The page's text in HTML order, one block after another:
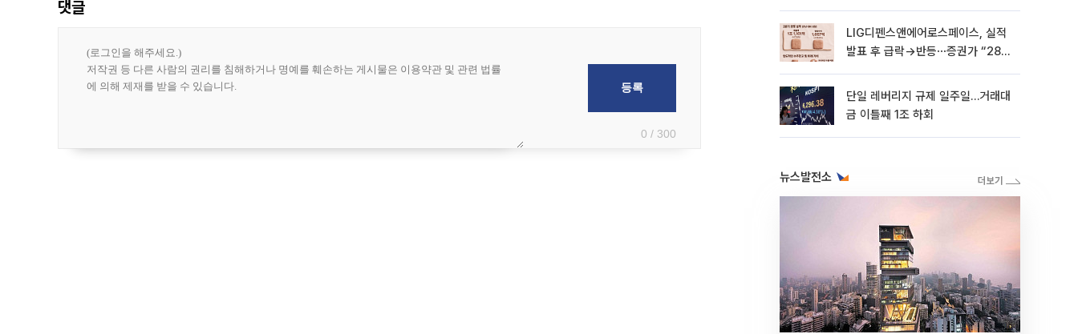
댓글
0 / 300
LIG디펜스앤에어로스페이스, 실적
발표 후 급락→반등⋯증권가 “28년
단일 레버리지 규제 일주일…거래대
금 이틀째 1조 하회
뉴스발전소